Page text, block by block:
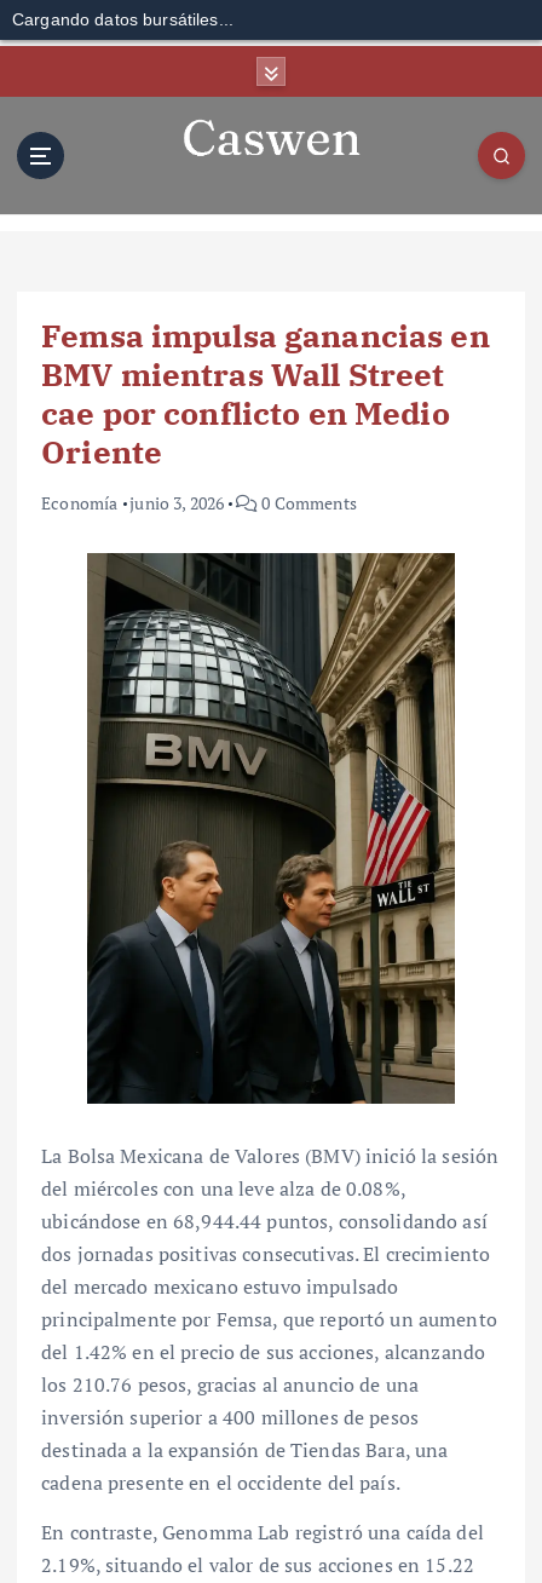
Cargando datos bursátiles...
Femsa impulsa ganancias en
BMV mientras Wall Street
cae por conflicto en Medio
Oriente
Economía junio 3, 2026 0 Comments
La Bolsa Mexicana de Valores (BMV) inició la sesión
del miércoles con una leve alza de 0.08%,
ubicándose en 68,944.44 puntos, consolidando así
dos jornadas positivas consecutivas. El crecimiento
del mercado mexicano estuvo impulsado
principalmente por Femsa, que reportó un aumento
del 1.42% en el precio de sus acciones, alcanzando
los 210.76 pesos, gracias al anuncio de una
inversión superior a 400 millones de pesos
destinada a la expansión de Tiendas Bara, una
cadena presente en el occidente del país.
En contraste, Genomma Lab registró una caída del
2.19%, situando el valor de sus acciones en 15.22